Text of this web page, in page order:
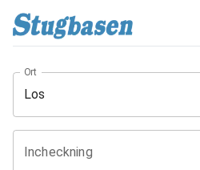
Ort
Incheckning